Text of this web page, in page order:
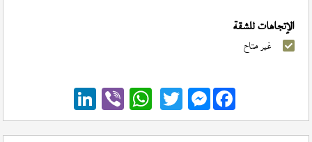
الإتجاهات للشقة
غير متاح
Messenger